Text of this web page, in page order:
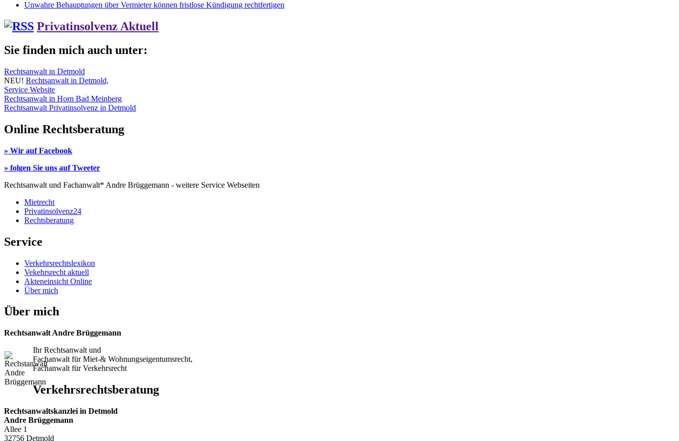
Unwahre Behauptungen über Vermieter können fristlose Kündigung rechtfertigen
Privatinsolvenz Aktuell
Sie finden mich auch unter:
Rechtsanwalt in Detmold
NEU! Rechtsanwalt in Detmold,
Service Website
Rechtsanwalt in Horn Bad Meinberg
Rechtsanwalt Privatinsolvenz in Detmold
Online Rechtsberatung
» Wir auf Facebook
» folgen Sie uns auf Tweeter
Rechtsanwalt und Fachanwalt* Andre Brüggemann - weitere Service Webseiten
Mietrecht
Privatinsolvenz24
Rechtsberatung
Service
Verkehrsrechtslexikon
Vekehrsrecht aktuell
Akteneinsicht Online
Über mich
Über mich
Rechtsanwalt Andre Brüggemann
Ihr Rechtsanwalt und
Fachanwalt für Miet-& Wohnungseigentumsrecht,
Fachanwalt für Verkehrsrecht
Verkehrsrechtsberatung
Rechtsanwaltskanzlei in Detmold
Andre Brüggemann
Allee 1
32756 Detmold